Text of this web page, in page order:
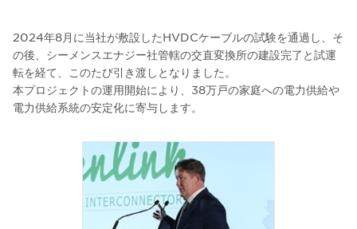
2024年8月に当社が敷設したHVDCケーブルの試験を通過し、そ
の後、シーメンスエナジー社管轄の交直変換所の建設完了と試運
転を経て、このたび引き渡しとなりました。
本プロジェクトの運用開始により、38万戸の家庭への電力供給や
電力供給系統の安定化に寄与します。